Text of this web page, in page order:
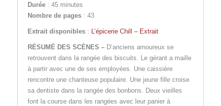
Durée : 45 minutes
Nombre de pages : 43
Extrait disponibles : L’épicerie Chill – Extrait
RÉSUMÉ DES SCÈNES – D’anciens amoureux se
retrouvent dans la rangée des biscuits. Le gérant a maille
à partir avec une de ses employées. Une caissière
rencontre une chanteuse populaire. Une jeune fille croise
sa dentiste dans la rangée des bonbons. Deux vieilles
font la course dans les rangées avec leur panier à